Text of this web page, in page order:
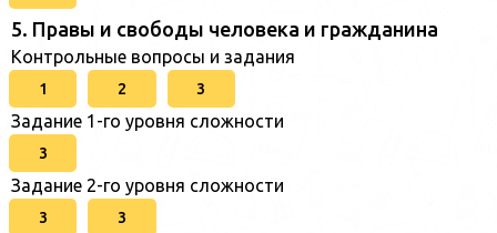
5. Правы и свободы человека и гражданина
Контрольные вопросы и задания
1 2 3
Задание 1-го уровня сложности
3
Задание 2-го уровня сложности
3 3